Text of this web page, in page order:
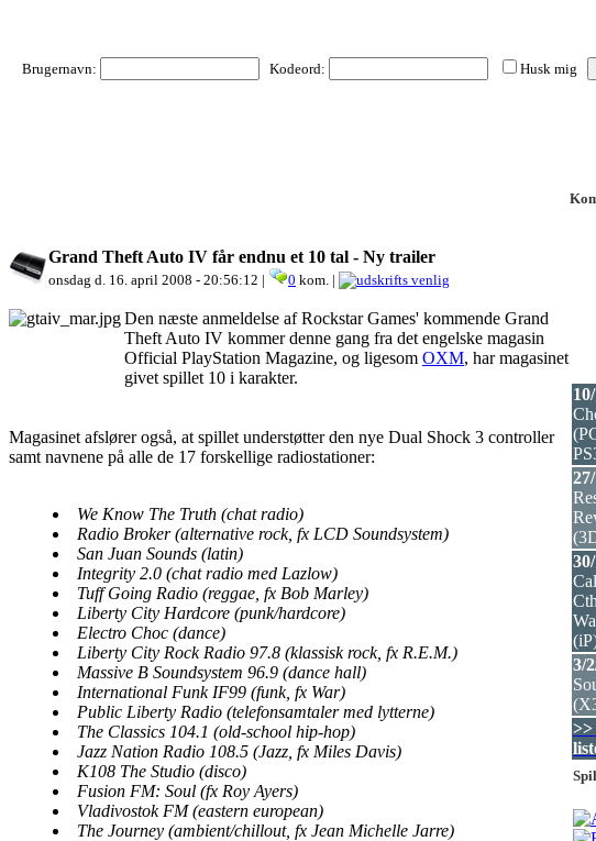
Brugernavn: Kodeord: Husk mig
Grand Theft Auto IV får endnu et 10 tal - Ny trailer
onsdag d. 16. april 2008 - 20:56:12 | 0 kom. |
Den næste anmeldelse af Rockstar Games' kommende Grand
Theft Auto IV kommer denne gang fra det engelske magasin
Official PlayStation Magazine, og ligesom OXM, har magasinet
givet spillet 10 i karakter.
Magasinet afslører også, at spillet understøtter den nye Dual Shock 3 controller
samt navnene på alle de 17 forskellige radiostationer:
We Know The Truth (chat radio)
Radio Broker (alternative rock, fx LCD Soundsystem)
San Juan Sounds (latin)
Integrity 2.0 (chat radio med Lazlow)
Tuff Going Radio (reggae, fx Bob Marley)
Liberty City Hardcore (punk/hardcore)
Electro Choc (dance)
Liberty City Rock Radio 97.8 (klassisk rock, fx R.E.M.)
Massive B Soundsystem 96.9 (dance hall)
International Funk IF99 (funk, fx War)
Public Liberty Radio (telefonsamtaler med lytterne)
The Classics 104.1 (old-school hip-hop)
Jazz Nation Radio 108.5 (Jazz, fx Miles Davis)
K108 The Studio (disco)
Fusion FM: Soul (fx Roy Ayers)
Vladivostok FM (eastern european)
The Journey (ambient/chillout, fx Jean Michelle Jarre)
(iP
3/
>>